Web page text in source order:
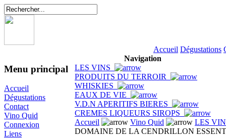
Accueil Dégustations
Menu principal
Accueil
Dégustations
Contact
Vino Quid
Connexion
Liens
Navigation
LES VINS
PRODUITS DU TERROIR
WHISKIES
EAUX DE VIE
V.D.N APERITIFS BIERES
CREMES LIQUEURS SIROPS
Accueil
Vino Quid
LES
DOMAINE DE LA CENDRILLON